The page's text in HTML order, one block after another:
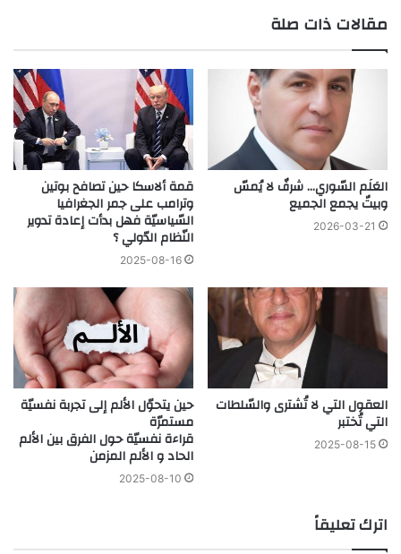
مقالات ذات صلة
العَلَم السّوري… شرفٌ لا يُمسّ
وبيتٌ يجمع الجميع
2026-03-21
قمة ألاسكا حين تصافح بوتين
وترامب على جمر الجغرافيا
السّياسيّة فهل بدأت إعادة تدوير
النّظام الدّولي ؟
2025-08-16
العقول التي لا تُشترى والسّلطات
التي تُختبر
2025-08-15
حين يتحوّل الألم إلى تجربة نفسيّة
مستمرّة
قراءة نفسيّة حول الفرق بين الألم
الحاد و الألم المزمن
2025-08-10
اترك تعليقاً